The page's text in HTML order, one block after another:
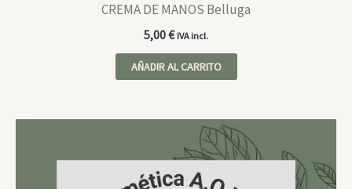
CREMA DE MANOS Belluga
5,00€ IVA incl.
AÑADIR AL CARRITO